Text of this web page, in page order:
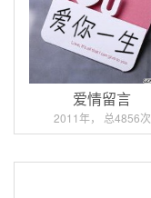
爱情留言
2011年， 总4856次